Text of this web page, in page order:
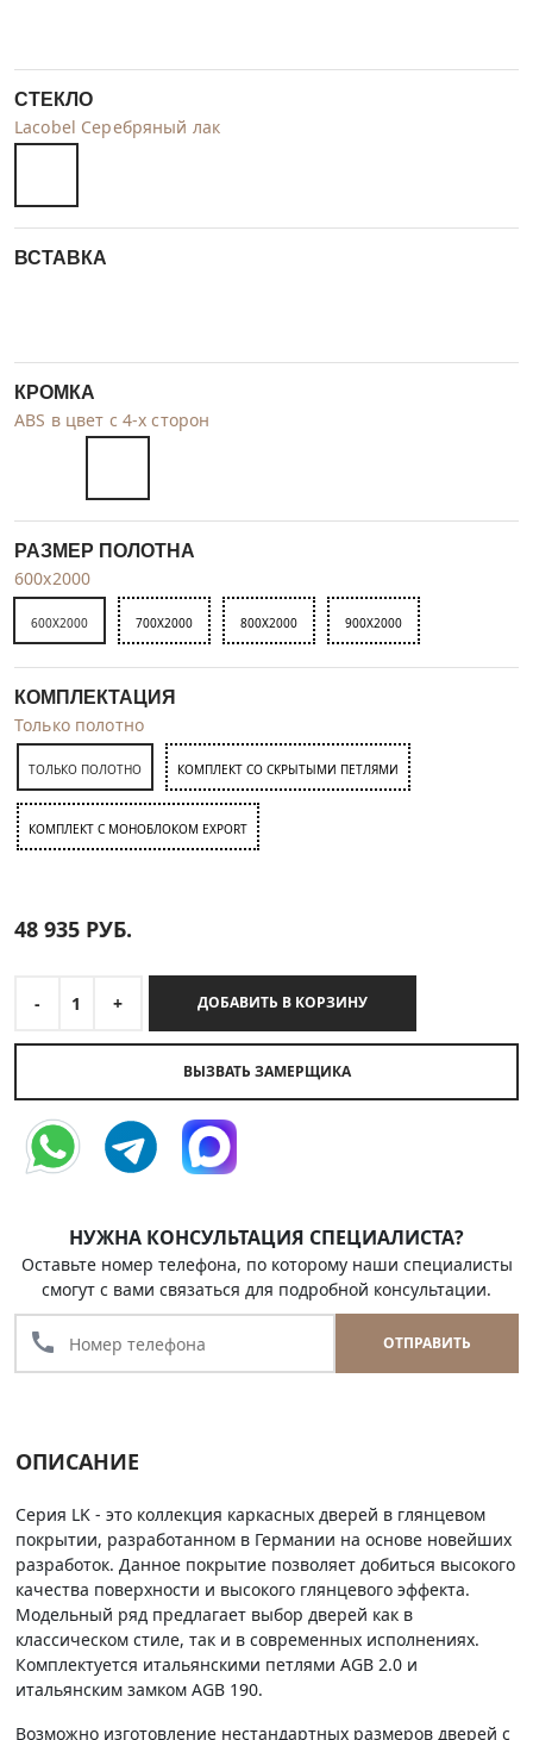
СТЕКЛО
Lacobel Серебряный лак
ВСТАВКА
КРОМКА
ABS в цвет с 4-х сторон
РАЗМЕР ПОЛОТНА
600x2000
600X2000 700X2000 800X2000 900X2000
КОМПЛЕКТАЦИЯ
Только полотно
ТОЛЬКО ПОЛОТНО КОМПЛЕКТ СО СКРЫТЫМИ ПЕТЛЯМИ
КОМПЛЕКТ C МОНОБЛОКОМ EXPORT
48 935 РУБ.
- 1 + ДОБАВИТЬ В КОРЗИНУ
ВЫЗВАТЬ ЗАМЕРЩИКА
НУЖНА КОНСУЛЬТАЦИЯ СПЕЦИАЛИСТА?
Оставьте номер телефона, по которому наши специалисты
смогут с вами связаться для подробной консультации.
call ОТПРАВИТЬ
ОПИСАНИЕ
Серия LK - это коллекция каркасных дверей в глянцевом
покрытии, разработанном в Германии на основе новейших
разработок. Данное покрытие позволяет добиться высокого
качества поверхности и высокого глянцевого эффекта.
Модельный ряд предлагает выбор дверей как в
классическом стиле, так и в современных исполнениях.
Комплектуется итальянскими петлями AGB 2.0 и
итальянским замком AGB 190.
Возможно изготовление нестандартных размеров дверей с